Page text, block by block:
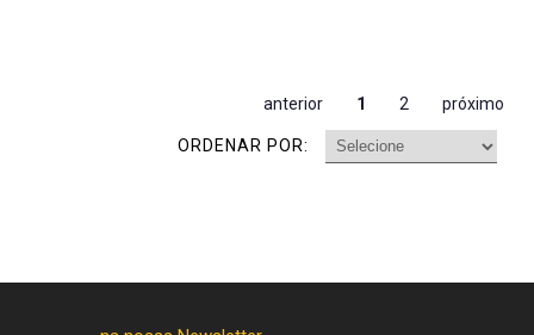
anterior 1 2 próximo
ORDENAR POR: